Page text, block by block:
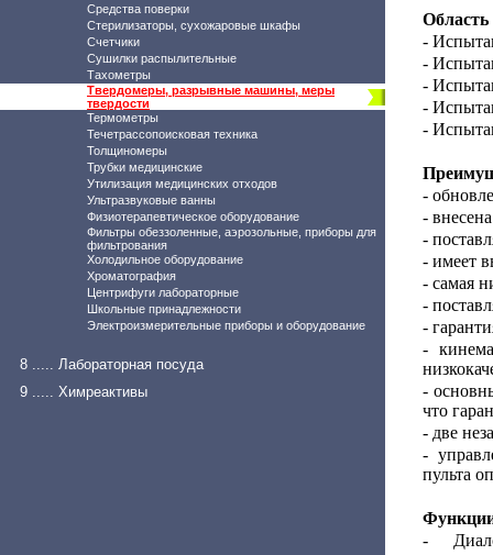
Средства поверки
Стерилизаторы, сухожаровые шкафы
Счетчики
Сушилки распылительные
Тахометры
Твердомеры, разрывные машины, меры
твердости
Термометры
Течетрассопоисковая техника
Толщиномеры
Трубки медицинские
Утилизация медицинских отходов
Ультразвуковые ванны
Физиотерапевтическое оборудование
Фильтры обеззоленные, аэрозольные, приборы для
фильтрования
Холодильное оборудование
Хроматография
Центрифуги лабораторные
Школьные принадлежности
Электроизмерительные приборы и оборудование
8 ..... Лабораторная посуда
9 ..... Химреактивы
-
-
-
-
-
-
-
-
- имеет
- самая
-
-
-
-
что
- две
-
пульта
-